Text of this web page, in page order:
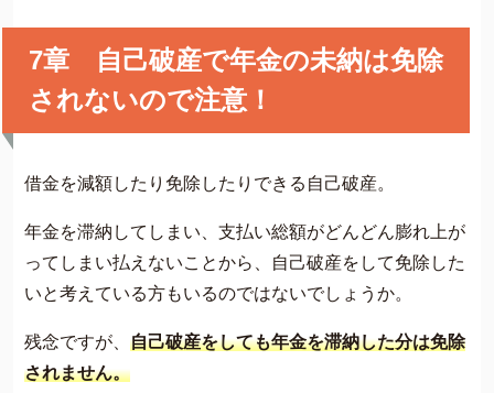
7章 自己破産で年金の未納は免除
されないので注意！
借金を減額したり免除したりできる自己破産。
年金を滞納してしまい、支払い総額がどんどん膨れ上が
ってしまい払えないことから、自己破産をして免除した
いと考えている方もいるのではないでしょうか。
残念ですが、 自己破産をしても年金を滞納した分は免除
されません。